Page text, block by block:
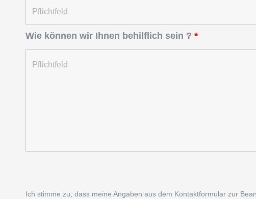
Wie können wir Ihnen behilflich sein ? *
Ich stimme zu, dass meine Angaben aus dem Kontaktformular zur